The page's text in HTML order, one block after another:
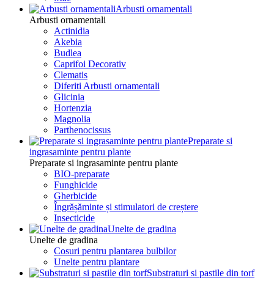
Arbusti ornamentali
Arbusti ornamentali
Actinidia
Akebia
Budlea
Caprifoi Decorativ
Clematis
Diferiti Arbusti ornamentali
Glicinia
Hortenzia
Magnolia
Parthenocissus
Preparate si
ingrasaminte pentru plante
Preparate si ingrasaminte pentru plante
BIO-preparate
Funghicide
Gherbicide
Îngrășăminte și stimulatori de creștere
Insecticide
Unelte de gradina
Unelte de gradina
Cosuri pentru plantarea bulbilor
Unelte pentru plantare
Substraturi si pastile din torf